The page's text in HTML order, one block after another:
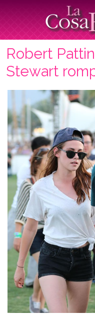
Robert
Stewart